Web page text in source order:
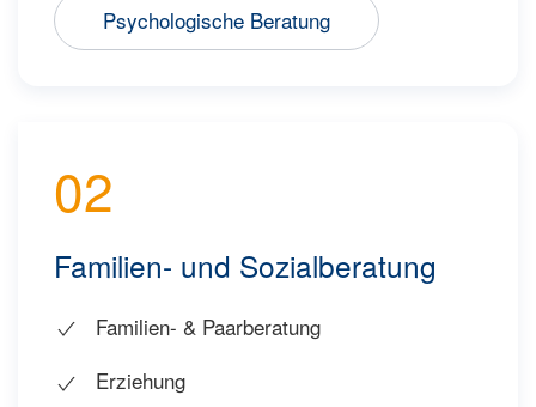
Psychologische Beratung
02
Familien- und Sozialberatung
Familien- & Paarberatung
Erziehung